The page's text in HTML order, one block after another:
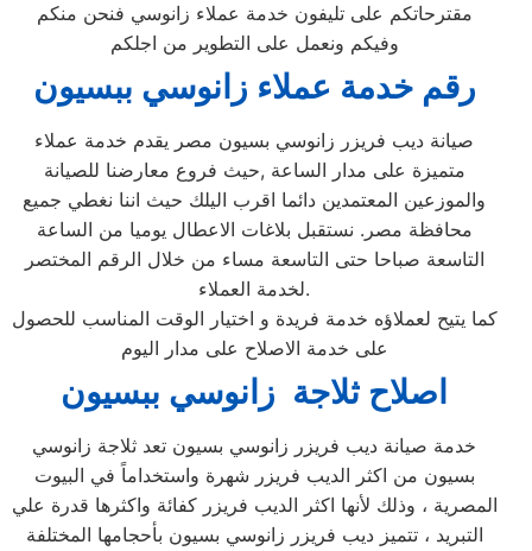
مقترحاتكم على تليفون خدمة عملاء زانوسي فنحن منكم
وفيكم ونعمل على التطوير من اجلكم
رقم خدمة عملاء زانوسي ببسيون
صيانة ديب فريزر زانوسي بسيون مصر يقدم خدمة عملاء
متميزة على مدار الساعة ,حيث فروع معارضنا للصيانة
والموزعين المعتمدين دائما اقرب اليلك حيث اننا نغطي جميع
محافظة مصر. نستقبل بلاغات الاعطال يوميا من الساعة
التاسعة صباحا حتى التاسعة مساء من خلال الرقم المختصر
لخدمة العملاء.
كما يتيح لعملاؤه خدمة فريدة و اختيار الوقت المناسب للحصول
على خدمة الاصلاح على مدار اليوم
اصلاح ثلاجة زانوسي ببسيون
خدمة صيانة ديب فريزر زانوسي بسيون تعد ثلاجة زانوسي
بسيون من اكثر الديب فريزر شهرة واستخداماً في البيوت
المصرية ، وذلك لأنها اكثر الديب فريزر كفائة واكثرها قدرة علي
التبريد ، تتميز ديب فريزر زانوسي بسيون بأحجامها المختلفة